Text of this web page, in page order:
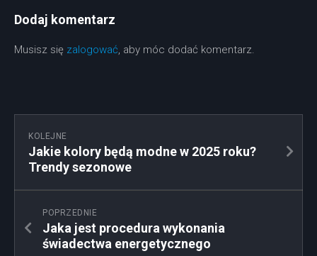
Dodaj komentarz
Musisz się zalogować, aby móc dodać komentarz.
KOLEJNE
Jakie kolory będą modne w 2025 roku?
Trendy sezonowe
POPRZEDNIE
Jaka jest procedura wykonania
świadectwa energetycznego